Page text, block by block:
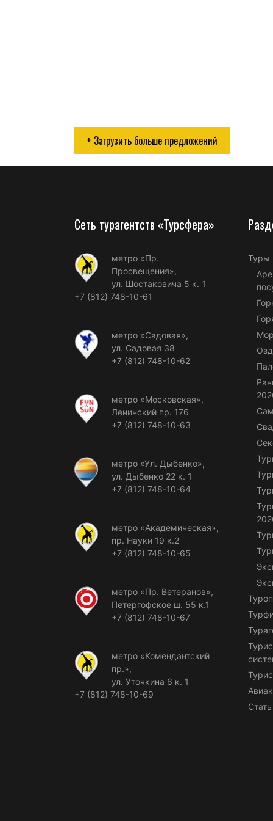
+ Загрузить больше предложений
Сеть турагентств «Турсфера»
метро «Пр.
Просвещения»,
ул. Шостаковича 5 к. 1
+7 (812) 748-10-61
метро «Садовая»,
ул. Садовая 38
+7 (812) 748-10-62
метро «Московская»,
Ленинский пр. 176
+7 (812) 748-10-63
метро «Ул. Дыбенко»,
ул. Дыбенко 22 к. 1
+7 (812) 748-10-64
метро «Академическая»,
пр. Науки 19 к.2
+7 (812) 748-10-65
метро «Пр. Ветеранов»,
Петергофское ш. 55 к.1
+7 (812) 748-10-67
метро «Комендантский
пр.»,
ул. Уточкина 6 к. 1
+7 (812) 748-10-69
Туры